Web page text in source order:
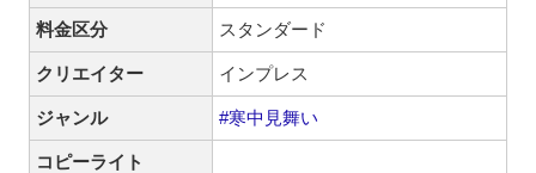
料金区分 スタンダード
クリエイター インプレス
ジャンル #寒中見舞い
コピーライト